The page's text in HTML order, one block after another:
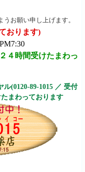
お願い申し上げます。
おります)
４時間受けたまわっ
(0120-89-1015 ／ 受付
まわっております